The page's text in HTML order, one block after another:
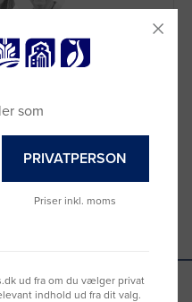
0233
din lokale sælger
som
PRIVATPERSON
Priser inkl. moms
ud fra om du vælger privat
indhold ud fra dit valg.